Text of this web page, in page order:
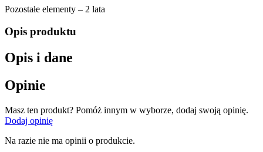
Pozostałe elementy – 2 lata
Opis produktu
Opis i dane
Opinie
Masz ten produkt? Pomóż innym w wyborze, dodaj swoją opinię.
Dodaj opinię
Na razie nie ma opinii o produkcie.